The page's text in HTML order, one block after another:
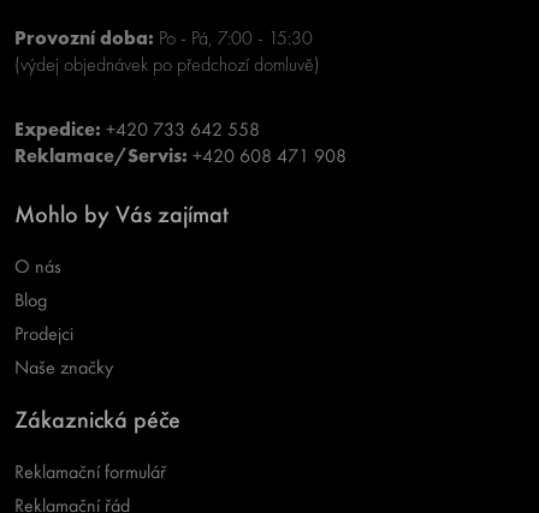
Provozní doba: Po - Pá, 7:00 - 15:30
(výdej objednávek po předchozí domluvě)
Expedice: +420 733 642 558
Reklamace/Servis: +420 608 471 908
Mohlo by Vás zajímat
O nás
Blog
Prodejci
Naše značky
Zákaznická péče
Reklamační formulář
Reklamační řád